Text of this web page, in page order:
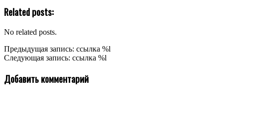
Related posts:
No related posts.
2020-
07-
Предыдущая запись: ссылка %l
Следующая запись: ссылка %l
Добавить комментарий